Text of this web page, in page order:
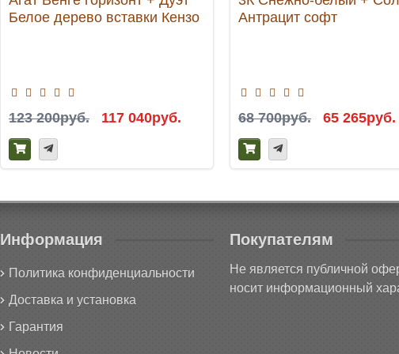
Белое дерево вставки Кензо
123 200руб. 117 040руб.
Антрацит софт
68 700руб. 65 265руб.
Информация
Политика конфиденциальности
Доставка и установка
Гарантия
Покупателям
Не является публичной
носит информационный